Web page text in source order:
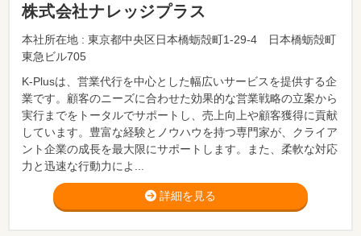
株式会社ナレッジプラス
本社所在地 : 東京都中央区日本橋蛎殻町1-29-4 日本橋蛎殻町
東急ビル705
K-Plusは、営業代行を中心とした幅広いサービスを提供する企
業です。顧客のニーズに合わせた効果的な営業戦略の立案から
実行までをトータルでサポートし、売上向上や顧客獲得に貢献
しています。豊富な経験とノウハウを持つ専門家が、クライア
ント企業の成長を最大限にサポートします。また、柔軟な対応
力と迅速な行動力によ...
詳細を見る